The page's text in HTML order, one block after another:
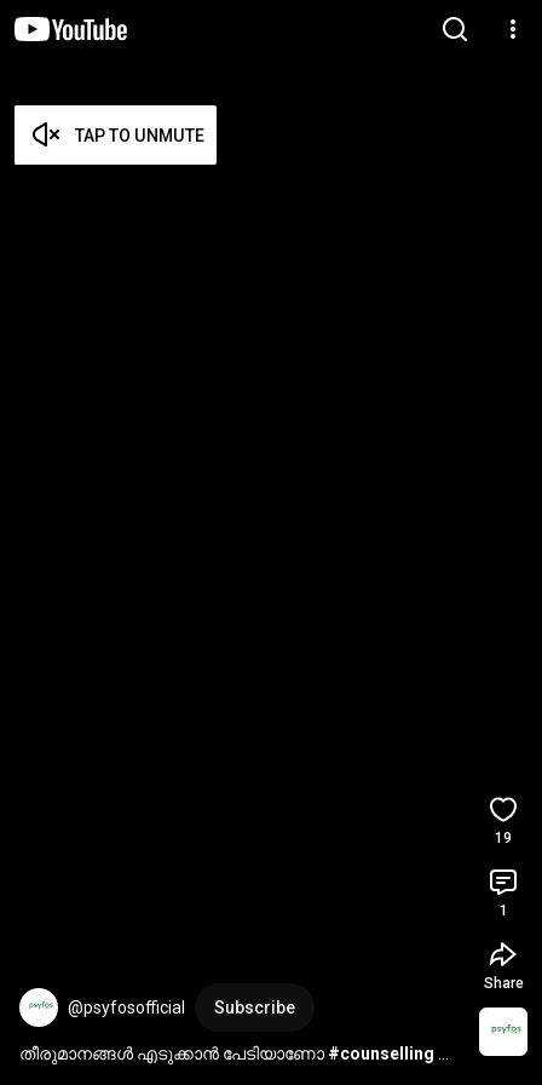
TAP TO UNMUTE
@psyfosofficial Subscribe
തീരുമാനങ്ങൾ എടുക്കാൻ പേടിയാണോ #counselling
19
1
Share